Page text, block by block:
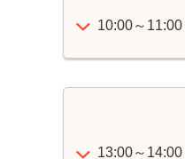
10:00～11:00
13:00～14:00